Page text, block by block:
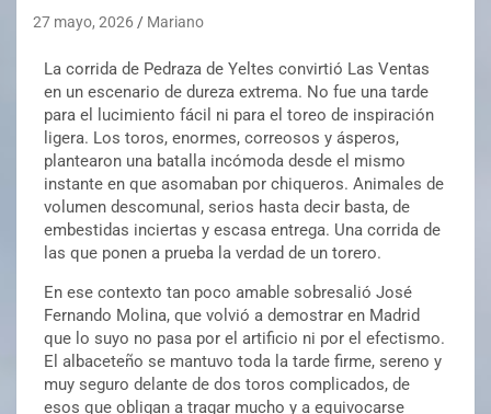
27 mayo, 2026 Mariano
La corrida de Pedraza de Yeltes convirtió Las Ventas
en un escenario de dureza extrema. No fue una tarde
para el lucimiento fácil ni para el toreo de inspiración
ligera. Los toros, enormes, correosos y ásperos,
plantearon una batalla incómoda desde el mismo
instante en que asomaban por chiqueros. Animales de
volumen descomunal, serios hasta decir basta, de
embestidas inciertas y escasa entrega. Una corrida de
las que ponen a prueba la verdad de un torero.
En ese contexto tan poco amable sobresalió José
Fernando Molina, que volvió a demostrar en Madrid
que lo suyo no pasa por el artificio ni por el efectismo.
El albaceteño se mantuvo toda la tarde firme, sereno y
muy seguro delante de dos toros complicados, de
esos que obligan a tragar mucho y a equivocarse